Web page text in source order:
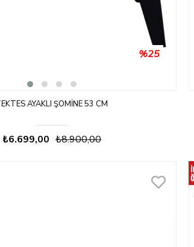
AYAKLI ŞÖMINE 53 CM
₺6.699,00 ₺8.900,00
%25